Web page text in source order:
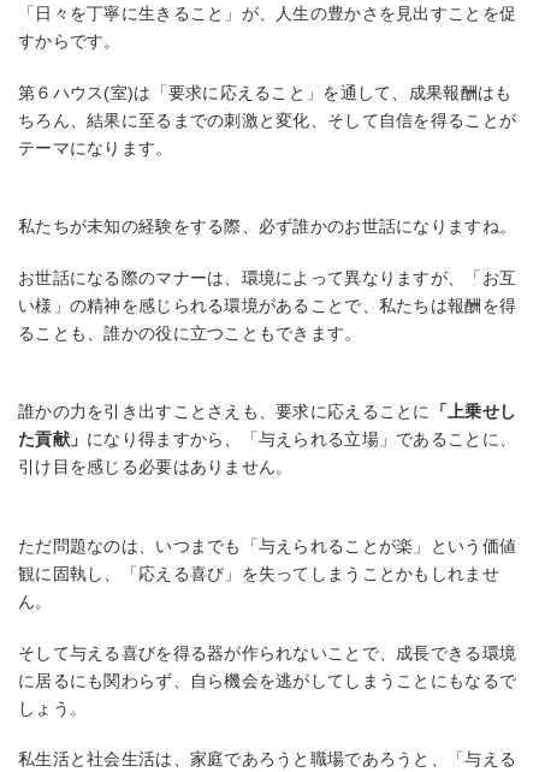
「日々を丁寧に生きること」が、人生の豊かさを見出すことを促
すからです。
第６ハウス(室)は「要求に応えること」を通して、成果報酬はも
ちろん、結果に至るまでの刺激と変化、そして自信を得ることが
テーマになります。
私たちが未知の経験をする際、必ず誰かのお世話になりますね。
お世話になる際のマナーは、環境によって異なりますが、「お互
い様」の精神を感じられる環境があることで、私たちは報酬を得
ることも、誰かの役に立つこともできます。
誰かの力を引き出すことさえも、要求に応えることに
「上乗せし
た貢献」 になり得ますから、「与えられる立場」であることに、
引け目を感じる必要はありません。
ただ問題なのは、いつまでも「与えられることが楽」という価値
観に固執し、「応える喜び」を失ってしまうことかもしれませ
ん。
そして与える喜びを得る器が作られないことで、成長できる環境
に居るにも関わらず、自ら機会を逃がしてしまうことにもなるで
しょう。
私生活と社会生活は、家庭であろうと職場であろうと、「与える